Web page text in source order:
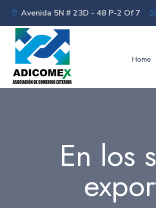
Avenida 5N # 23D - 48 P-2 Of 7
Home
En los